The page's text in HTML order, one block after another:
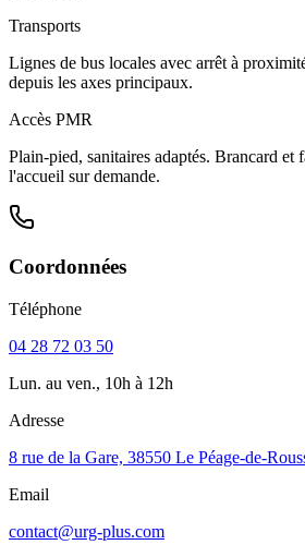
Transports
Lignes de bus locales avec arrêt à
depuis les axes principaux.
Accès PMR
Plain-pied, sanitaires adaptés. Brancard et
l'accueil sur demande.
Coordonnées
Téléphone
04 28 72 03 50
Lun. au ven., 10h à 12h
Adresse
8 rue de la Gare, 38550 Le Péage-de-
Email
contact@urg-plus.com